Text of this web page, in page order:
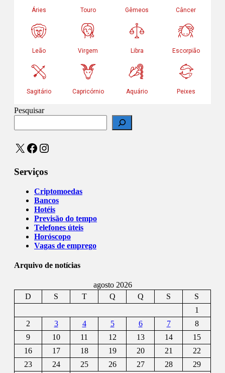
Pesquisar
X Facebook
Instagram
Serviços
Criptomoedas
Bancos
Hotéis
Previsão do tempo
Telefones úteis
Horóscopo
Vagas de emprego
Arquivo de notícias
agosto 2026
D
S T Q Q S
S
1
2
3 4 5 6 7
8
9
10 11 12 13 14
15
16
17 18 19 20 21
22
23
24 25 26 27 28
29